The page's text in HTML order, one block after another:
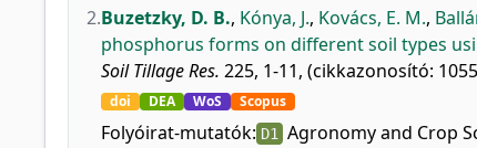
2.Buzetzky, D. B., Kónya, J., Kovács, E. M.,
phosphorus forms on different soil types
Soil Tillage Res. 225, 1-11, (cikkazonosító:
doi DEA WoS Scopus
Folyóirat-mutatók: D1 Agronomy and Crop